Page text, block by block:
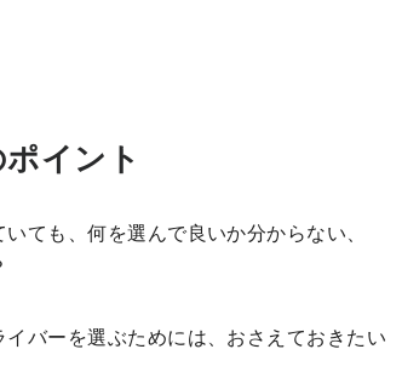
イント
ても、何を選んで良いか分からない、
バーを選ぶためには、おさえておきたい